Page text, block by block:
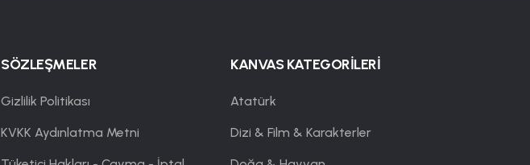
SÖZLEŞMELER
Gizlilik Politikası
KVKK Aydınlatma Metni
KANVAS KATEGORİLERİ
Atatürk
Dizi & Film & Karakterler